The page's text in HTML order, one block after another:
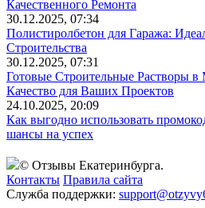
Качественного Ремонта
30.12.2025, 07:34
Полистиролбетон для Гаража:
Строительства
30.12.2025, 07:31
Готовые Строительные Растворы
Качество для Ваших Проектов
24.10.2025, 20:09
Как выгодно использовать
шансы на успех
© Отзывы Екатеринбурга.
Контакты Правила сайта
Служба поддержки: